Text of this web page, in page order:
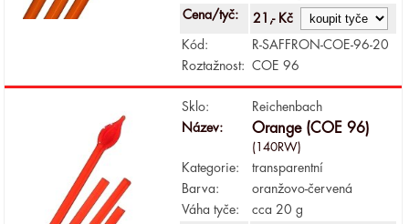
Cena/tyč:
21,- Kč
Kód:
R-SAFFRON-COE-96-20
Roztažnost:
COE 96
Sklo:
Reichenbach
Název:
Orange (COE 96)
(140RW)
Kategorie:
transparentní
Barva:
oranžovo-červená
Váha tyče:
cca 20 g